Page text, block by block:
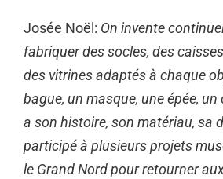
Josée Noël: On invente
fabriquer des socles, des
des vitrines adaptés à chaque
bague, un masque, une épée,
a son histoire, son matériau, sa
participé à plusieurs projets
le Grand Nord pour retourner